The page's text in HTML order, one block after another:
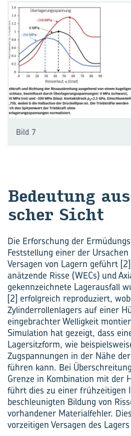
Bild 7
Be­deu­tung
scher Sicht
Die Erforschung der
Feststellung einer der
Versagen von Lagern geführt
anätzende Risse (WECs) und
gekennzeichnete Lagerausfall
[2] erfolgreich reproduziert,
Zylinderrollenlagers auf einer
eingebrachter Welligkeit
Simulation hat gezeigt, dass
Lagersitzform, wie
Zugspannungen in der Nähe
führen kann. Bei
Grenze in Kombination mit der
führt dies zu einer frühzeitigen
beschleunigten Bildung von
vorhandener Materialfehler.
vorzeitigen Versagen des